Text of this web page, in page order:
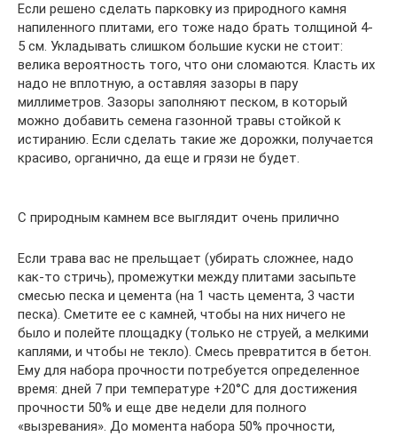
Если решено сделать парковку из природного камня
напиленного плитами, его тоже надо брать толщиной 4-
5 см. Укладывать слишком большие куски не стоит:
велика вероятность того, что они сломаются. Класть их
надо не вплотную, а оставляя зазоры в пару
миллиметров. Зазоры заполняют песком, в который
можно добавить семена газонной травы стойкой к
истиранию. Если сделать такие же дорожки, получается
красиво, органично, да еще и грязи не будет.
С природным камнем все выглядит очень прилично
Если трава вас не прельщает (убирать сложнее, надо
как-то стричь), промежутки между плитами засыпьте
смесью песка и цемента (на 1 часть цемента, 3 части
песка). Сметите ее с камней, чтобы на них ничего не
было и полейте площадку (только не струей, а мелкими
каплями, и чтобы не текло). Смесь превратится в бетон.
Ему для набора прочности потребуется определенное
время: дней 7 при температуре +20°C для достижения
прочности 50% и еще две недели для полного
«вызревания». До момента набора 50% прочности,